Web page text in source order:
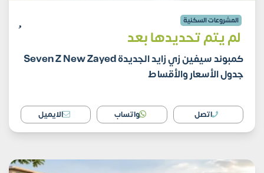
المشروعات السكنية
لم يتم تحديدها بعد
كمبوند سيفين زي زايد الجديدة Seven Z New Zayed
جدول الأسعار والأقساط
اتصل واتساب الايميل